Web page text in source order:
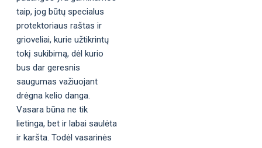
taip, jog būtų specialus
protektoriaus raštas ir
grioveliai, kurie užtikrintų
tokį sukibimą, dėl kurio
bus dar geresnis
saugumas važiuojant
drėgna kelio danga.
Vasara būna ne tik
lietinga, bet ir labai saulėta
ir karšta. Todėl vasarinės